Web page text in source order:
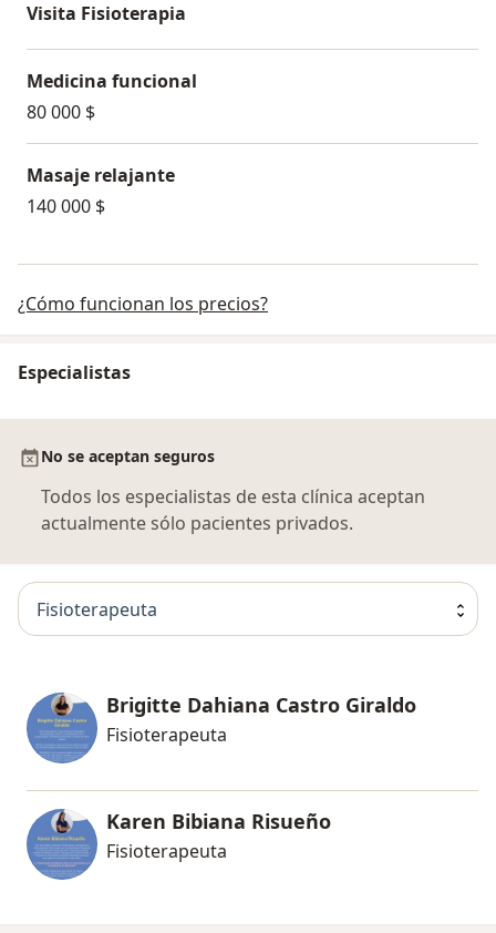
Visita Fisioterapia
Medicina funcional
80 000 $
Masaje relajante
140 000 $
¿Cómo funcionan los precios?
Especialistas
No se aceptan seguros
Todos los especialistas de esta clínica aceptan
actualmente sólo pacientes privados.
Fisioterapeuta
Brigitte Dahiana Castro Giraldo
Fisioterapeuta
Karen Bibiana Risueño
Fisioterapeuta